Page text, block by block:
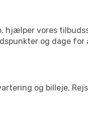
hjælper vores
og dage for
og billeje.